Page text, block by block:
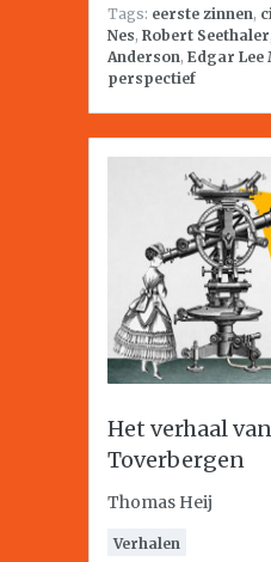
Tags: eerste zinnen,
Nes, Robert Seethaler
Anderson, Edgar Lee
perspectief
Het verhaal
Toverbergen
Thomas Heij
Verhalen